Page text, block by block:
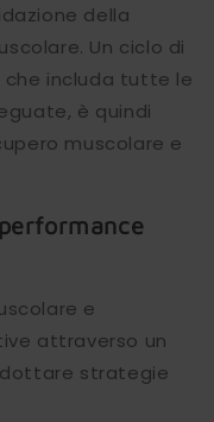
della
Un ciclo di
includa tutte le
è quindi
muscolare e
e
attraverso un
strategie